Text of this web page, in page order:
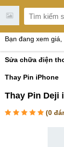
Bạn đang xem giá,
Sửa chữa điện
Thay Pin iPhone
Thay Pin Deji
(0